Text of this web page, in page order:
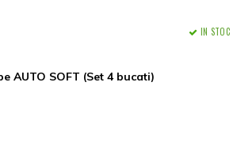
AUTO SOFT (Set 4 bucati)
IN STOC